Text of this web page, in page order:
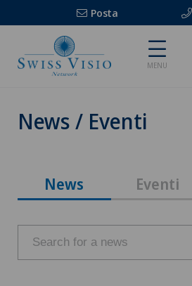
Posta
MENU
News / Eventi
News Eventi